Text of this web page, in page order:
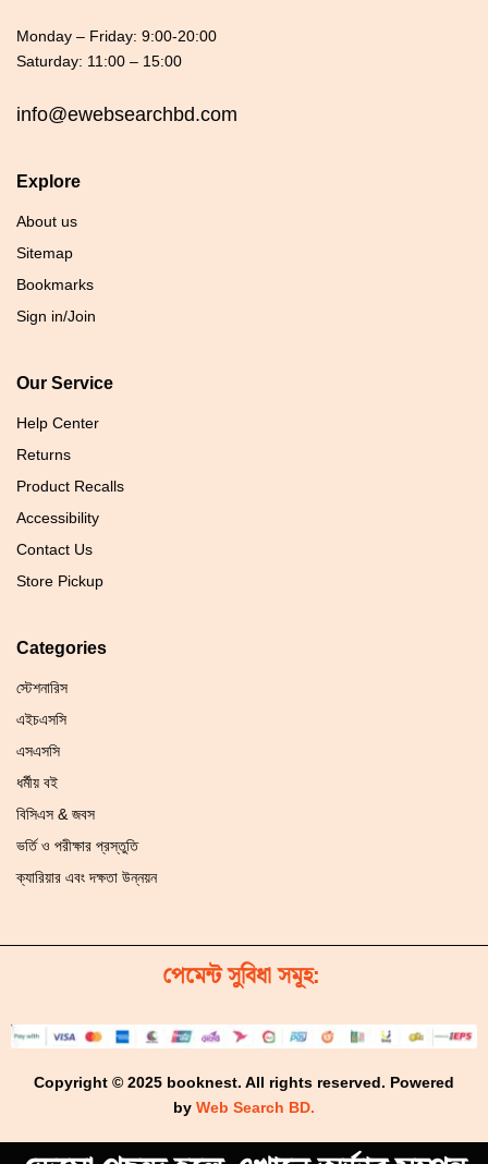
Monday – Friday: 9:00-20:00
Saturday: 11:00 – 15:00
info@ewebsearchbd.com
Explore
About us
Sitemap
Bookmarks
Sign in/Join
Our Service
Help Center
Returns
Product Recalls
Accessibility
Contact Us
Store Pickup
Categories
স্টেশনারিস
এইচএসসি
এসএসসি
ধর্মীয় বই
বিসিএস & জবস
ভর্তি ও পরীক্ষার প্রস্তুতি
ক্যারিয়ার এবং দক্ষতা উন্নয়ন
Copyright © 2025 booknest. All rights reserved. Powered
by Web Search BD.
পেমেন্ট সুবিধা সমূহ: